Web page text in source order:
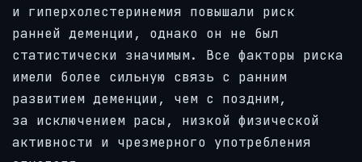
и гиперхолестеринемия повышали риск
ранней деменции, однако он не был
статистически значимым. Все факторы риска
имели более сильную связь с ранним
развитием деменции, чем с поздним,
за исключением расы, низкой физической
активности и чрезмерного употребления